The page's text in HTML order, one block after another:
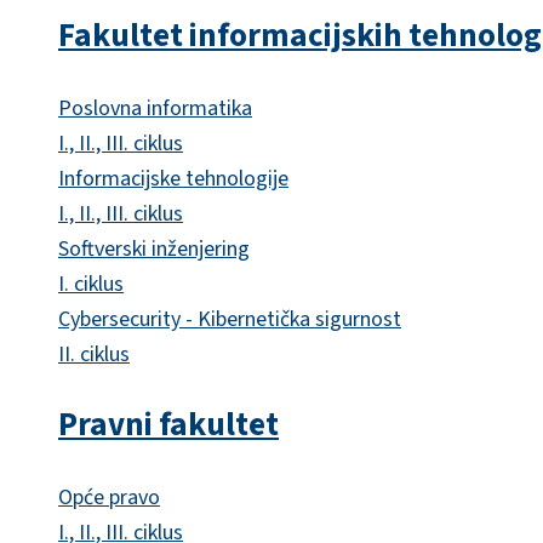
Fakultet informacijskih
Poslovna informatika
I., II., III. ciklus
Informacijske tehnologije
I., II., III. ciklus
Softverski inženjering
I. ciklus
Cybersecurity - Kibernetička sigurnost
II. ciklus
Pravni fakultet
Opće pravo
I., II., III. ciklus